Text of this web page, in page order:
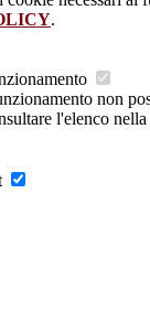
.
non
l'elenco